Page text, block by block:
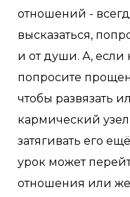
отношений -
высказаться,
и от души. А, если
попросите
чтобы развязать
кармический
затягивать его
урок может
отношения или